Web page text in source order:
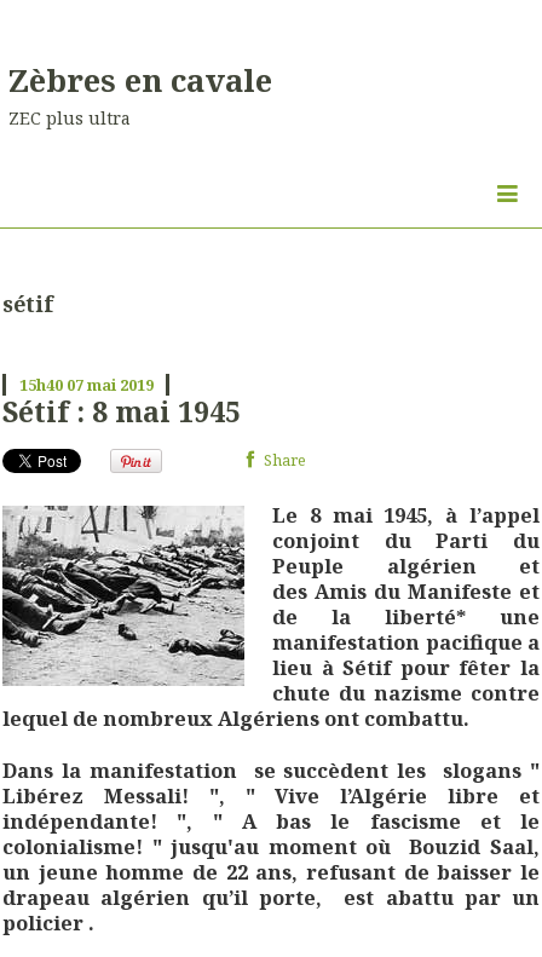
Zèbres en cavale
ZEC plus ultra
sétif
15h40 07mai 2019
Sétif : 8 mai 1945
Share
Le 8 mai 1945, à l’appel
conjoint du Parti du
Peuple algérien et
des Amis du Manifeste et
de la liberté* une
manifestation pacifique a
lieu à Sétif pour fêter la
chute du nazisme contre
lequel de nombreux Algériens ont combattu.
Dans la manifestation se succèdent les slogans "
Libérez Messali! ", " Vive l’Algérie libre et
indépendante! ", " A bas le fascisme et le
colonialisme! " jusqu'au moment où Bouzid Saal,
un jeune homme de 22 ans, refusant de baisser le
drapeau algérien qu’il porte, est abattu par un
policier .